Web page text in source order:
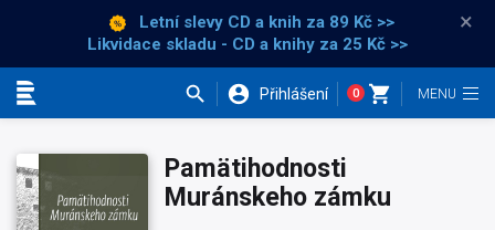
Letní slevy CD a knih za 89 Kč >>
Likvidace skladu - CD a knihy za 25 Kč >>
×
Přihlášení 0
Pamätihodnosti
Muránskeho zámku